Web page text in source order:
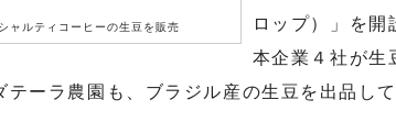
ャルティコーヒーの生豆を販売
ロップ）」を開
本企業４社が生
テーラ農園も、ブラジル産の生豆を出品して